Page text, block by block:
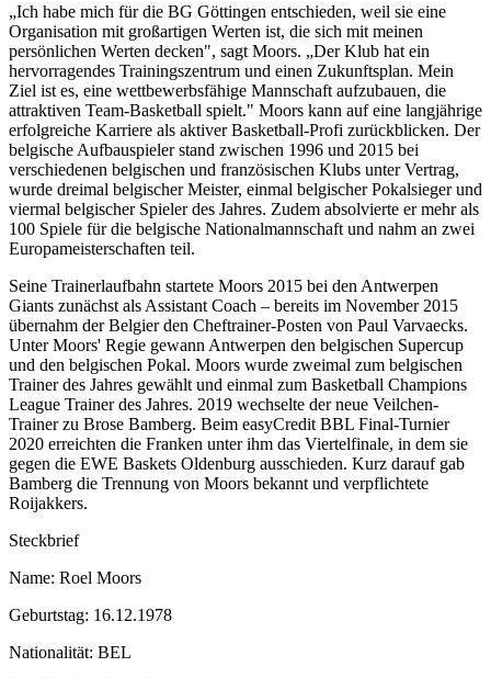
„Ich habe mich für die BG Göttingen entschieden, weil sie eine
Organisation mit großartigen Werten ist, die sich mit meinen
persönlichen Werten decken", sagt Moors. „Der Klub hat ein
hervorragendes Trainingszentrum und einen Zukunftsplan. Mein
Ziel ist es, eine wettbewerbsfähige Mannschaft aufzubauen, die
attraktiven Team-Basketball spielt." Moors kann auf eine langjährige
erfolgreiche Karriere als aktiver Basketball-Profi zurückblicken. Der
belgische Aufbauspieler stand zwischen 1996 und 2015 bei
verschiedenen belgischen und französischen Klubs unter Vertrag,
wurde dreimal belgischer Meister, einmal belgischer Pokalsieger und
viermal belgischer Spieler des Jahres. Zudem absolvierte er mehr als
100 Spiele für die belgische Nationalmannschaft und nahm an zwei
Europameisterschaften teil.
Seine Trainerlaufbahn startete Moors 2015 bei den Antwerpen
Giants zunächst als Assistant Coach – bereits im November 2015
übernahm der Belgier den Cheftrainer-Posten von Paul Varvaecks.
Unter Moors' Regie gewann Antwerpen den belgischen Supercup
und den belgischen Pokal. Moors wurde zweimal zum belgischen
Trainer des Jahres gewählt und einmal zum Basketball Champions
League Trainer des Jahres. 2019 wechselte der neue Veilchen-
Trainer zu Brose Bamberg. Beim easyCredit BBL Final-Turnier
2020 erreichten die Franken unter ihm das Viertelfinale, in dem sie
gegen die EWE Baskets Oldenburg ausschieden. Kurz darauf gab
Bamberg die Trennung von Moors bekannt und verpflichtete
Roijakkers.
Steckbrief
Name: Roel Moors
Geburtstag: 16.12.1978
Nationalität: BEL